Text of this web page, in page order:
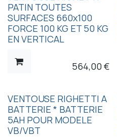
PATIN TOUTES
SURFACES 660x100
FORCE 100 KG ET 50 KG
EN VERTICAL
564,00€
VENTOUSE RIGHETTI A
BATTERIE * BATTERIE
5AH POUR MODELE
VB/VBT